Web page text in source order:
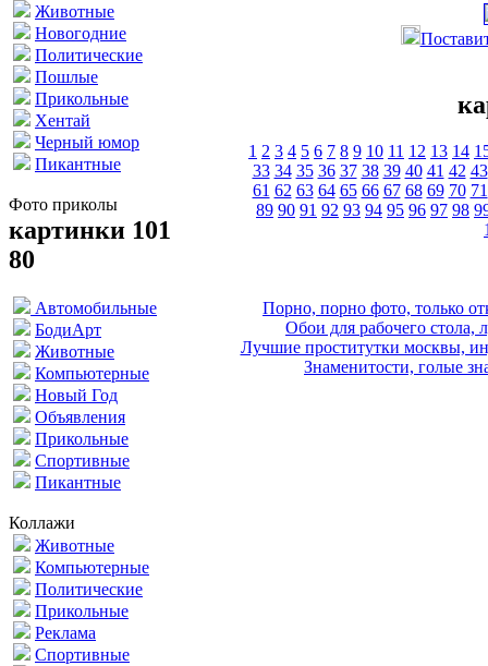
Животные
Новогодние
Политические
Пошлые
Прикольные
Хентай
Черный юмор
Пикантные
Фото приколы
картинки 101
80
Автомобильные
БодиАрт
Животные
Компьютерные
Новый Год
Объявления
Прикольные
Спортивные
Пикантные
Коллажи
Животные
Компьютерные
Политические
Прикольные
Реклама
Спортивные
1 2 3 4 5 6 7 8 9 10 11 12 13 14
33 34 35 36 37 38 39 40 41 42 43
61 62 63 64 65 66 67 68 69 70 71
89 90 91 92 93 94 95 96 97 98
Порно, порно фото, только
Обои для рабочего стола,
Лучшие проститутки москвы,
Знаменитости, голые